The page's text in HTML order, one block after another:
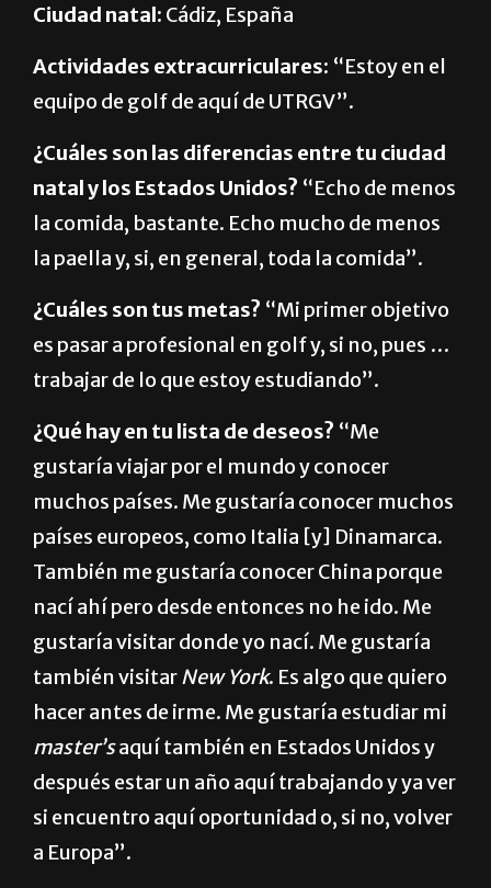
Ciudad natal: Cádiz, España
Actividades extracurriculares: “Estoy en el
equipo de golf de aquí de UTRGV”.
¿Cuáles son las diferencias entre tu ciudad
natal y los Estados Unidos? “Echo de menos
la comida, bastante. Echo mucho de menos
la paella y, si, en general, toda la comida”.
¿Cuáles son tus metas? “Mi primer objetivo
es pasar a profesional en golf y, si no, pues …
trabajar de lo que estoy estudiando”.
¿Qué hay en tu lista de deseos? “Me
gustaría viajar por el mundo y conocer
muchos países. Me gustaría conocer muchos
países europeos, como Italia [y] Dinamarca.
También me gustaría conocer China porque
nací ahí pero desde entonces no he ido. Me
gustaría visitar donde yo nací. Me gustaría
también visitarNew York. Es algo que quiero
hacer antes de irme. Me gustaría estudiar mi
master’saquí también en Estados Unidos y
después estar un año aquí trabajando y ya ver
si encuentro aquí oportunidad o, si no, volver
a Europa”.